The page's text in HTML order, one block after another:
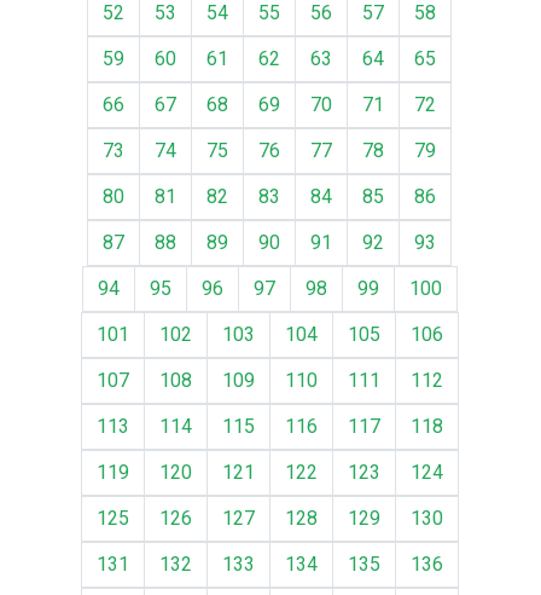
52
53 54 55 56 57
58
59
60 61 62 63 64
65
66
67 68 69 70 71
72
73
74 75 76 77 78
79
80
81 82 83 84 85
86
87
88 89 90 91 92
93
94
95 96 97 98 99
100
101
102 103 104 105
106
107
108 109 110 111
112
113
114 115 116 117
118
119
120 121 122 123
124
125
126 127 128 129
130
131
132 133 134 135
136